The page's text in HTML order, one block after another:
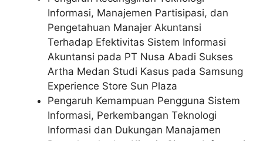
Informasi, Manajemen Partisipasi, dan
Pengetahuan Manajer Akuntansi
Terhadap Efektivitas Sistem Informasi
Akuntansi pada PT Nusa Abadi Sukses
Artha Medan Studi Kasus pada Samsung
Experience Store Sun Plaza
Pengaruh Kemampuan Pengguna Sistem
Informasi, Perkembangan Teknologi
Informasi dan Dukungan Manajamen